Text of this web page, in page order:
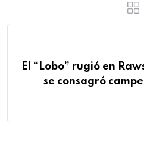
El “Lobo” rugió en
se consagró